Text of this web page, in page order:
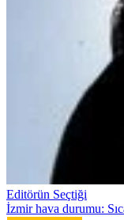
Editörün Seçtiği
İzmir hava durumu: